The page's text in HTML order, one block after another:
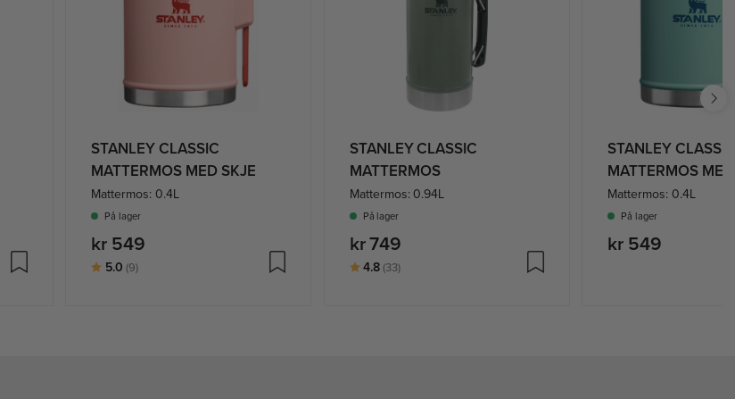
STANLEY CLASSIC
MATTERMOS MED SKJE
Mattermos: 0.4L
På lager
kr 549
Karakter:
5.0 (9)av 5 mulige
STANLEY CLASSIC
MATTERMOS
Mattermos: 0.94L
På lager
kr 749
Karakter:
4.8 (33)
STANLEY CLASSIC
MATTERMOS
Mattermos: 0.4L
På lager
kr 549